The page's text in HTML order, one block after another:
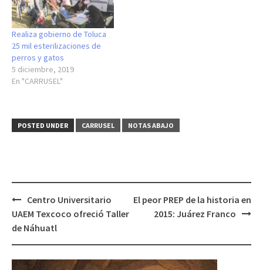
Realiza gobierno de Toluca
25 mil esterilizaciones de
perros y gatos
5 diciembre, 2019
En "CARRUSEL"
POSTED UNDER CARRUSEL NOTAS ABAJO
Post
navigation
Centro Universitario
UAEM Texcoco ofreció Taller
de Náhuatl
El peor PREP de la historia en
2015: Juárez Franco